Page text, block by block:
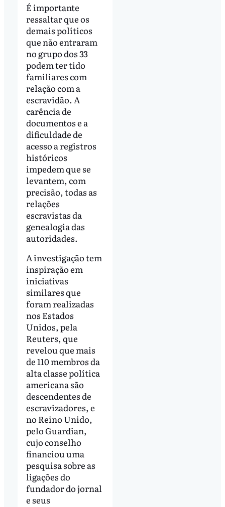
É importante
ressaltar que os
demais políticos
que não entraram
no grupo dos 33
podem ter tido
familiares com
relação com a
escravidão. A
carência de
documentos e a
dificuldade de
acesso a registros
históricos
impedem que se
levantem, com
precisão, todas as
relações
escravistas da
genealogia das
autoridades.
A investigação tem
inspiração em
iniciativas
similares que
foram realizadas
nos Estados
Unidos, pela
Reuters, que
revelou que mais
de 110 membros da
alta classe política
americana são
descendentes de
escravizadores, e
no Reino Unido,
pelo Guardian,
cujo conselho
financiou uma
pesquisa sobre as
ligações do
fundador do jornal
e seus